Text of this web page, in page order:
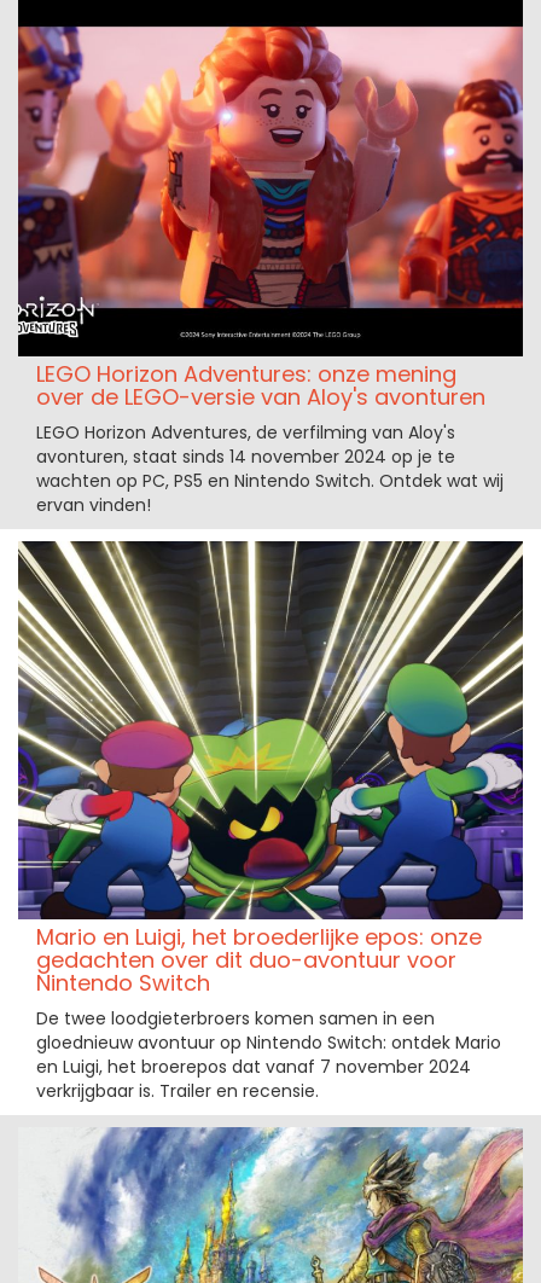
LEGO Horizon Adventures: onze mening
over de LEGO-versie van Aloy's avonturen
LEGO Horizon Adventures, de verfilming van Aloy's
avonturen, staat sinds 14 november 2024 op je te
wachten op PC, PS5 en Nintendo Switch. Ontdek wat wij
ervan vinden!
Mario en Luigi, het broederlijke epos: onze
gedachten over dit duo-avontuur voor
Nintendo Switch
De twee loodgieterbroers komen samen in een
gloednieuw avontuur op Nintendo Switch: ontdek Mario
en Luigi, het broerepos dat vanaf 7 november 2024
verkrijgbaar is. Trailer en recensie.